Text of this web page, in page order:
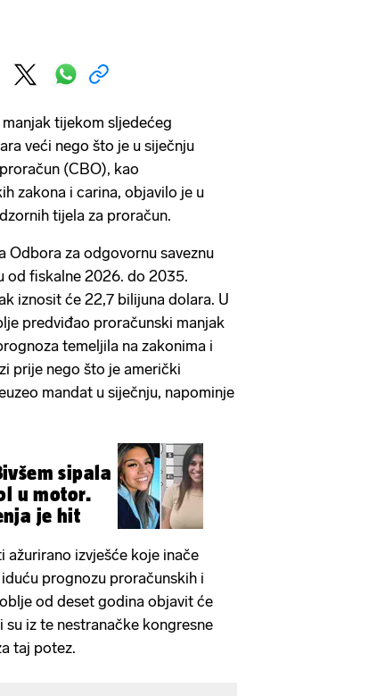
tijekom sljedećeg
veći nego što je u siječnju
(CBO), kao
zakona i carina, objavilo je u
tijela za proračun.
Odbora za odgovornu saveznu
od fiskalne 2026. do 2035.
iznosit će 22,7 bilijuna dolara. U
predviđao proračunski manjak
temeljila na zakonima i
prije nego što je američki
mandat u siječnju, napominje
sipala
u motor.
je hit
ažurirano izvješće koje inače
prognozu proračunskih i
od deset godina objavit će
iz te nestranačke kongresne
taj potez.